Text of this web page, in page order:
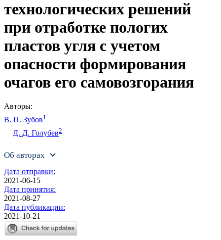
технологических решений
при отработке пологих
пластов угля с учетом
опасности формирования
очагов его самовозгорания
Авторы:
В. П. Зубов1
Д. Д. Голубев2
Об авторах
Дата отправки:
2021-06-15
Дата принятия:
2021-08-27
Дата публикации:
2021-10-21